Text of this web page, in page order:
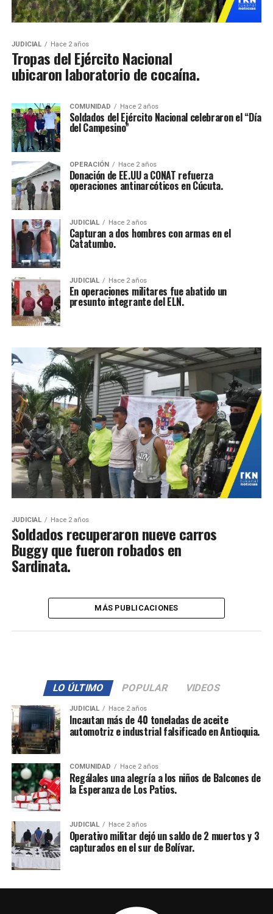
JUDICIAL Hace 2 años
Tropas del Ejército Nacional
ubicaron laboratorio de cocaína.
COMUNIDAD Hace 2 años
Soldados del Ejército Nacional celebraron el “Día
del Campesino”
OPERACIÓN Hace 2 años
Donación de EE.UU a CONAT refuerza
operaciones antinarcóticos en Cúcuta.
JUDICIAL Hace 2 años
Capturan a dos hombres con armas en el
Catatumbo.
JUDICIAL Hace 2 años
En operaciones militares fue abatido un
presunto integrante del ELN.
JUDICIAL Hace 2 años
Soldados recuperaron nueve carros
Buggy que fueron robados en
Sardinata.
MÁS PUBLICACIONES
LO ÚLTIMO POPULAR VIDEOS
JUDICIAL Hace 2 años
Incautan más de 40 toneladas de aceite
automotriz e industrial falsificado en Antioquia.
COMUNIDAD Hace 2 años
Regálales una alegría a los niños de Balcones de
la Esperanza de Los Patios.
JUDICIAL Hace 2 años
Operativo militar dejó un saldo de 2 muertos y 3
capturados en el sur de Bolívar.